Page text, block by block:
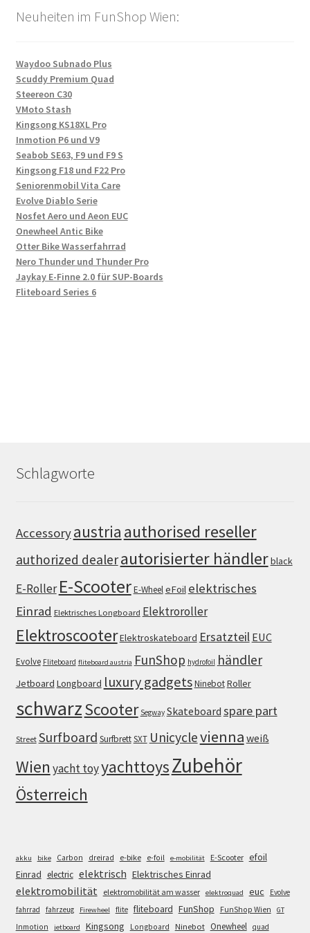
Neuheiten im FunShop Wien:
Waydoo Subnado Plus
Scuddy Premium Quad
Steereon C30
VMoto Stash
Kingsong KS18XL Pro
Inmotion P6 und V9
Seabob SE63, F9 und F9 S
Kingsong F18 und F22 Pro
Seniorenmobil Vita Care
Evolve Diablo Serie
Nosfet Aero und Aeon EUC
Onewheel Antic Bike
Otter Bike Wasserfahrrad
Nero Thunder und Thunder Pro
Jaykay E-Finne 2.0 für SUP-Boards
Fliteboard Series 6
Schlagworte
Accessoryaustria authorised reseller
authorized dealerautorisierter händlerblack
E-Roller E-ScooterE-WheeleFoil elektrisches
Einrad Elektrisches Longboard Elektroroller
ElektroscooterElektroskateboard Ersatzteil EUC
Evolve Fliteboard fliteboard austria FunShop hydrofoil händler
Jetboard Longboard luxury gadgetsNinebotRoller
schwarzScooter Segway Skateboard spare part
Street Surfboard SurfbrettSXT Unicyclevienna weiß
Wien yacht toyyachttoysZubehör
Österreich
akku bike Carbon dreirad e-bike e-foil e-mobilität E-Scooter efoil
Einrad electric elektrisch Elektrisches Einrad
elektromobilität elektromobilität am wasser elektroquad euc
Evolve
fahrrad
fahrzeug Firewheel flite fliteboard FunShop FunShop Wien GT
Inmotion jetboard Kingsong Longboard Ninebot Onewheel quad